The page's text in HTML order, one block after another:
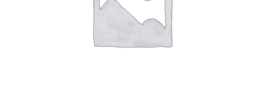
Oceniono
5.00na 5
DODAJ DO KOSZYKA